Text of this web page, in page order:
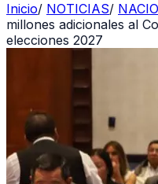
Inicio/ NOTICIAS/
millones adicionales al
elecciones 2027